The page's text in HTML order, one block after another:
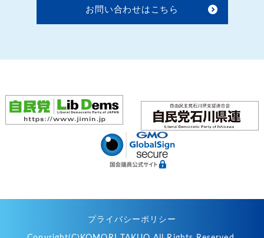
お問い合わせはこちら
プライバシーポリシー